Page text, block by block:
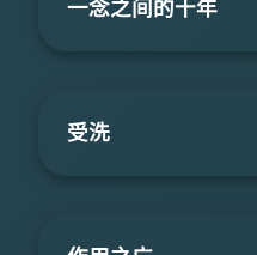
一念之间的十年
受洗